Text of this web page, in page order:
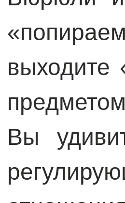
выходите
Вы